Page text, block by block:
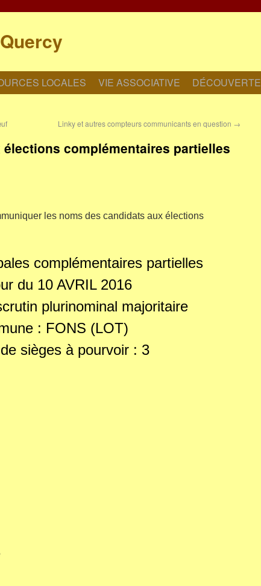
LOCALES VIE ASSOCIATIVE DÉCOUVERTE
Linky et autres compteurs communicants en question →
complémentaires partielles
les noms des candidats aux élections
complémentaires partielles
du 10 AVRIL 2016
plurinominal majoritaire
: FONS (LOT)
sièges à pourvoir : 3